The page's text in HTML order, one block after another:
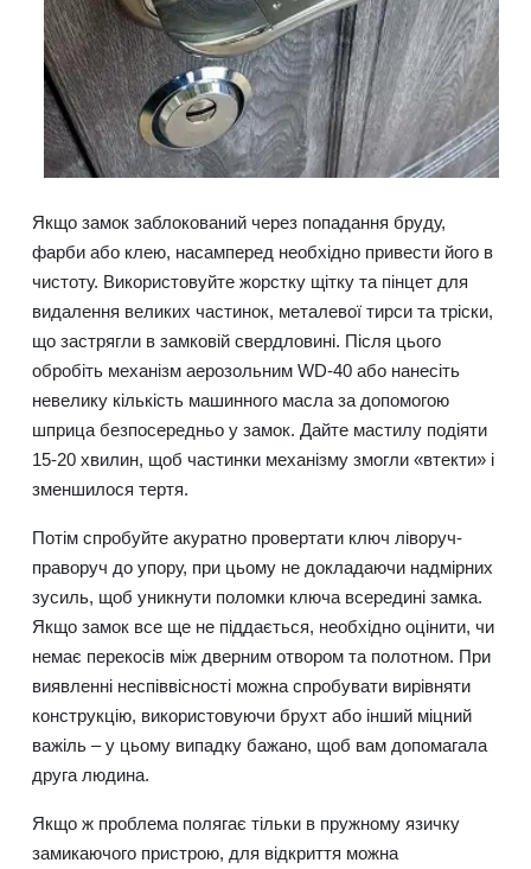
Якщо замок заблокований через попадання бруду,
фарби або клею, насамперед необхідно привести його в
чистоту. Використовуйте жорстку щітку та пінцет для
видалення великих частинок, металевої тирси та тріски,
що застрягли в замковій свердловині. Після цього
обробіть механізм аерозольним WD-40 або нанесіть
невелику кількість машинного масла за допомогою
шприца безпосередньо у замок. Дайте мастилу подіяти
15-20 хвилин, щоб частинки механізму змогли «втекти» і
зменшилося тертя.
Потім спробуйте акуратно провертати ключ ліворуч-
праворуч до упору, при цьому не докладаючи надмірних
зусиль, щоб уникнути поломки ключа всередині замка.
Якщо замок все ще не піддається, необхідно оцінити, чи
немає перекосів між дверним отвором та полотном. При
виявленні неспіввісності можна спробувати вирівняти
конструкцію, використовуючи брухт або інший міцний
важіль – у цьому випадку бажано, щоб вам допомагала
друга людина.
Якщо ж проблема полягає тільки в пружному язичку
замикаючого пристрою, для відкриття можна